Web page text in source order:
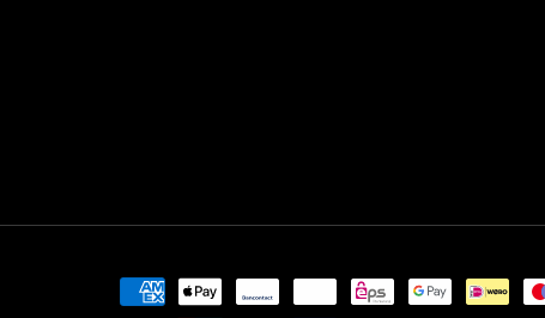
Zahlungsmethoden